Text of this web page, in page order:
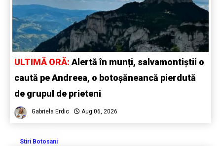
ULTIMĂ ORĂ:Alertă în munți, salvamontiștii o
caută pe Andreea, o botoșăneancă pierdută
de grupul de prieteni
Gabriela Erdic Aug 06, 2026
Stiri Botosani